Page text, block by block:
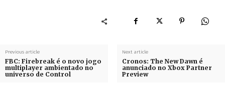
Previous article
FBC: Firebreak é o novo jogo
multiplayer ambientado no
universo de Control
Next article
Cronos: The New Dawn é
anunciado no Xbox Partner
Preview